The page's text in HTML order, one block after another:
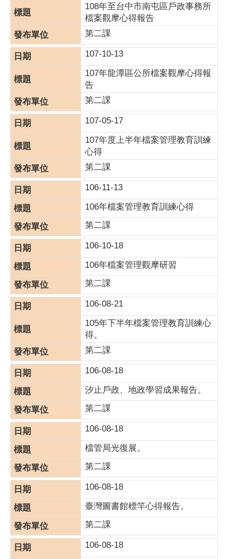
108年至台中市南屯區戶政事務所
檔案觀摩心得報告
第二課
107-10-13
107年龍潭區公所檔案觀摩心得報
告
第二課
107-05-17
107年度上半年檔案管理教育訓練
心得
第二課
106-11-13
106年檔案管理教育訓練心得
第二課
106-10-18
106年檔案管理觀摩研習
第二課
106-08-21
105年下半年檔案管理教育訓練心
得。
第二課
106-08-18
汐止戶政、地政學習成果報告。
第二課
106-08-18
檔管局光復展。
第二課
106-08-18
臺灣圖書館標竿心得報告。
第二課
106-08-18